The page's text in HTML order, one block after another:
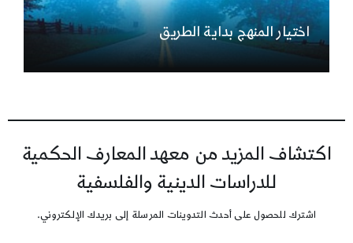
اختيار المنهج بداية الطريق
اكتشاف المزيد من معهد المعارف الحكمية
للدراسات الدينية والفلسفية
اشترك للحصول على أحدث التدوينات المرسلة إلى بريدك الإلكتروني.